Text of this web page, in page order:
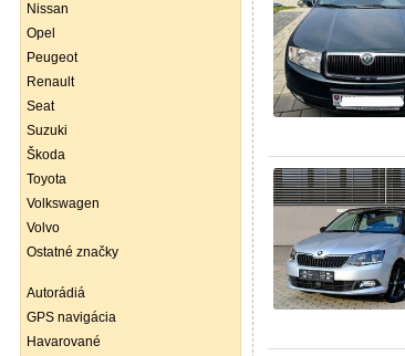
Nissan
Opel
Peugeot
Renault
Seat
Suzuki
Škoda
Toyota
Volkswagen
Volvo
Ostatné značky
Autorádiá
GPS navigácia
Havarované